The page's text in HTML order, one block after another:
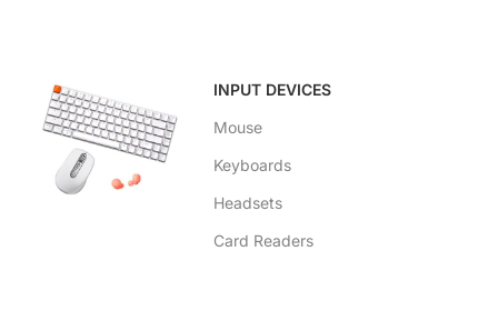
INPUT DEVICES
Mouse
Keyboards
Headsets
Card Readers